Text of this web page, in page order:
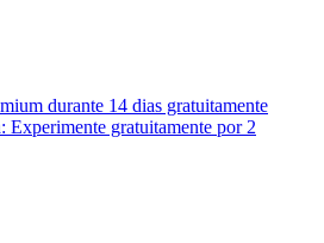
durante 14 dias gratuitamente
Experimente gratuitamente por 2